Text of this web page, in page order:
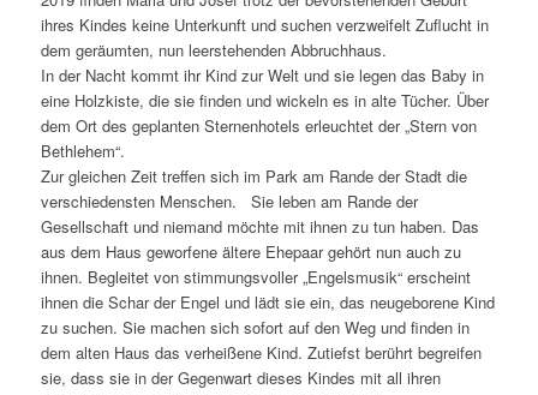
ihres Kindes keine Unterkunft und suchen verzweifelt Zuflucht in
dem geräumten, nun leerstehenden Abbruchhaus.
In der Nacht kommt ihr Kind zur Welt und sie legen das Baby in
eine Holzkiste, die sie finden und wickeln es in alte Tücher. Über
dem Ort des geplanten Sternenhotels erleuchtet der „Stern von
Bethlehem“.
Zur gleichen Zeit treffen sich im Park am Rande der Stadt die
verschiedensten Menschen. Sie leben am Rande der
Gesellschaft und niemand möchte mit ihnen zu tun haben. Das
aus dem Haus geworfene ältere Ehepaar gehört nun auch zu
ihnen. Begleitet von stimmungsvoller „Engelsmusik“ erscheint
ihnen die Schar der Engel und lädt sie ein, das neugeborene Kind
zu suchen. Sie machen sich sofort auf den Weg und finden in
dem alten Haus das verheißene Kind. Zutiefst berührt begreifen
sie, dass sie in der Gegenwart dieses Kindes mit all ihren